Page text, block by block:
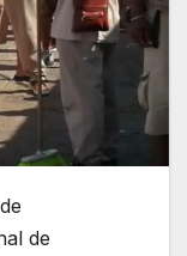
de